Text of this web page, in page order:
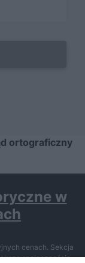
ortograficzny
w
cenach. Sekcja
społecznością